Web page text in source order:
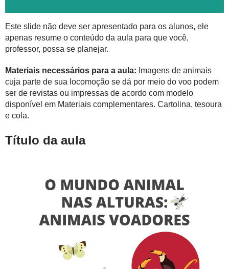
Este slide não deve ser apresentado para os alunos, ele
apenas resume o conteúdo da aula para que você,
professor, possa se planejar.
Materiais necessários para a aula: Imagens de animais
cuja parte de sua locomoção se dá por meio do voo podem
ser de revistas ou impressas de acordo com modelo
disponível em Materiais complementares. Cartolina, tesoura
e cola.
Título da aula